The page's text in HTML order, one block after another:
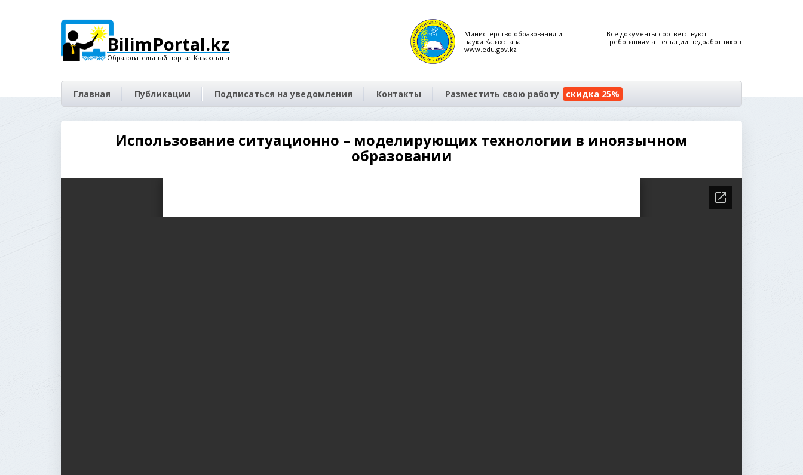
BilimPortal.kz
Образовательный портал Казахстана
Министерство образования и
науки Казахстана
www.edu.gov.kz
Все документы соответствуют
требованиям аттестации педработников
Главная Публикации Подписаться на уведомления Контакты Разместить свою работу скидка 25%
Использование ситуационно – моделирующих технологии в иноязычном
образовании